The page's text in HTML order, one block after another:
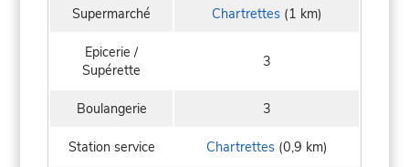
Supermarché Chartrettes(1 km)
Epicerie /
Supérette
3
Boulangerie 3
Station service Chartrettes(0,9 km)